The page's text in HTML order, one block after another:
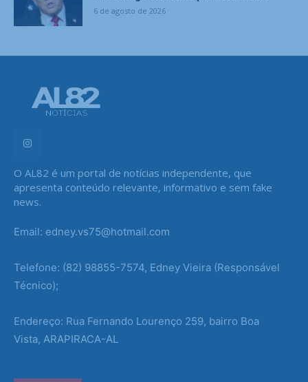
6 de agosto de 2026
O AL82 é um portal de notícias independente, que
apresenta conteúdo relevante, informativo e sem fake
news.
Email: edney.vs75@hotmail.com
Telefone: (82) 98855-7574, Edney Vieira (Responsável
Técnico);
Endereço: Rua Fernando Lourenço 259, bairro Boa
Vista, ARAPIRACA-AL